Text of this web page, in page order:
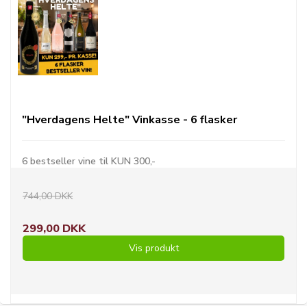
"Hverdagens Helte" Vinkasse - 6 flasker
6 bestseller vine til KUN 300,-
744,00 DKK
299,00 DKK
Vis produkt